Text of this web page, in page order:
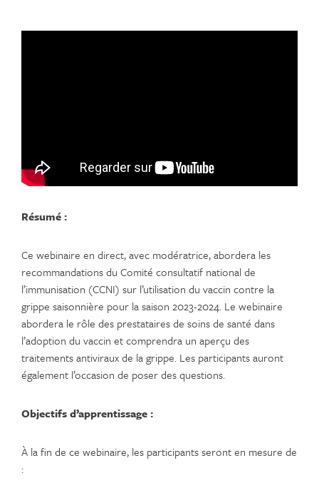
Résumé :
Ce webinaire en direct, avec modératrice, abordera les
recommandations du Comité consultatif national de
l’immunisation (CCNI) sur l’utilisation du vaccin contre la
grippe saisonnière pour la saison 2023-2024. Le webinaire
abordera le rôle des prestataires de soins de santé dans
l’adoption du vaccin et comprendra un aperçu des
traitements antiviraux de la grippe. Les participants auront
également l’occasion de poser des questions.
Objectifs d’apprentissage :
À la fin de ce webinaire, les participants seront en mesure de
: